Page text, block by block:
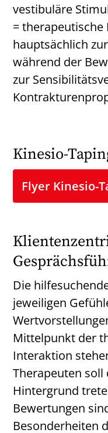
vestibuläre
=
hauptsächlich
während der
zur
Kinesio-
Flyer Kinesio-
Die
jeweiligen
Mittelpunkt der
Interaktion
Therapeuten soll
Hintergrund
Bewertungen
Besonderheiten